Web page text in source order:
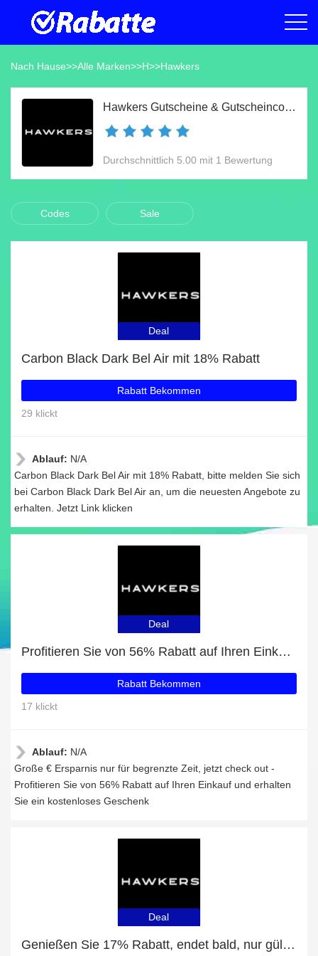
Nach Hause>>Alle Marken>>H>>Hawkers
Hawkers Gutscheine & Gutscheincodes Aug 2026
Durchschnittlich 5.00 mit 1 Bewertung
Codes Sale
Deal
Carbon Black Dark Bel Air mit 18% Rabatt
Rabatt Bekommen
29 klickt
Ablauf: N/A
Carbon Black Dark Bel Air mit 18% Rabatt, bitte melden Sie sich
bei Carbon Black Dark Bel Air an, um die neuesten Angebote zu
erhalten. Jetzt Link klicken
Deal
Profitieren Sie von 56% Rabatt auf Ihren Einkauf und erhalten Sie ein kostenloses Geschenk
Rabatt Bekommen
17 klickt
Ablauf: N/A
Große € Ersparnis nur für begrenzte Zeit, jetzt check out -
Profitieren Sie von 56% Rabatt auf Ihren Einkauf und erhalten
Sie ein kostenloses Geschenk
Deal
Genießen Sie 17% Rabatt, endet bald, nur gültig für Black Rose Gold Audrey